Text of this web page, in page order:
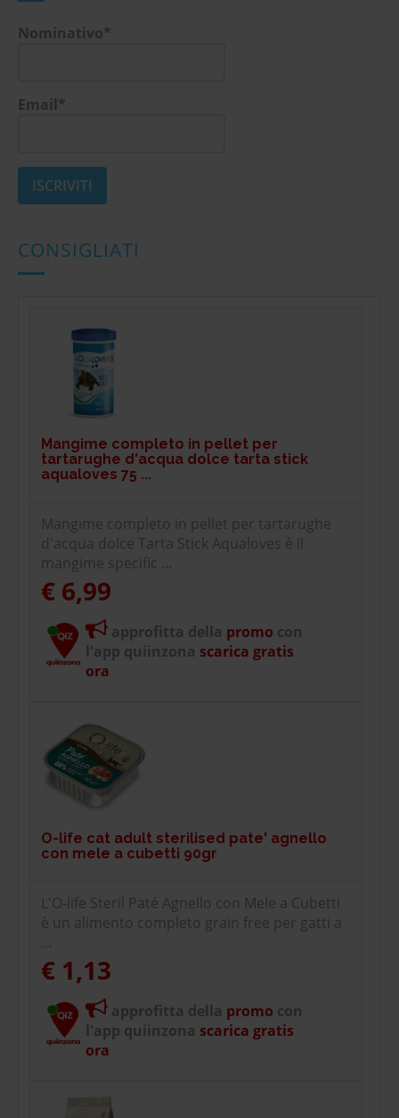
Nominativo*
Email*
CONSIGLIATI
Mangime completo in pellet per
tartarughe d'acqua dolce tarta stick
aqualoves 75 ...
Mangime completo in pellet per tartarughe
d'acqua dolce Tarta Stick Aqualoves è il
mangime specific ...
€ 6,99
approfitta della promo con
l'app quiinzona scarica gratis
ora
O-life cat adult sterilised pate' agnello
con mele a cubetti 90gr
L'O-life Steril Paté Agnello con Mele a Cubetti
è un alimento completo grain free per gatti a
...
€ 1,13
approfitta della promo con
l'app quiinzona scarica gratis
ora